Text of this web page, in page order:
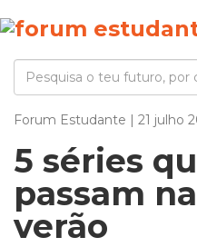
Forum Estudante | 21 julho
5 séries
passam
verão